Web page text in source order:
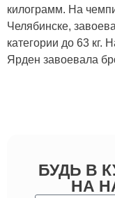
килограмм. На
Челябинске,
категории до 63 кг.
Ярден завоевала
БУДЬ В
НА